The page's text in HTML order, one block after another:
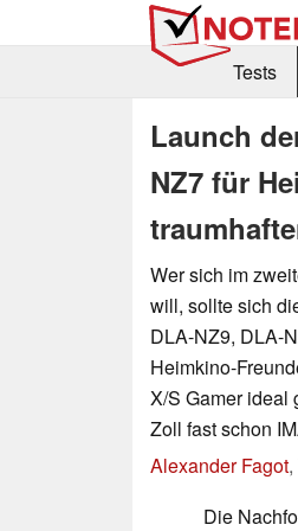
Tests
Launch
NZ7 für
Wer sich im
will, sollte sich
DLA-NZ9, DLA-
Heimkino-
X/S Gamer ideal
Zoll fast schon
Alexander Fagot,
Die